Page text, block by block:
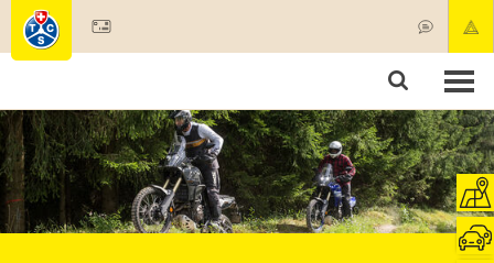
Societariato & prestazioni
Test, sicurezza & salute